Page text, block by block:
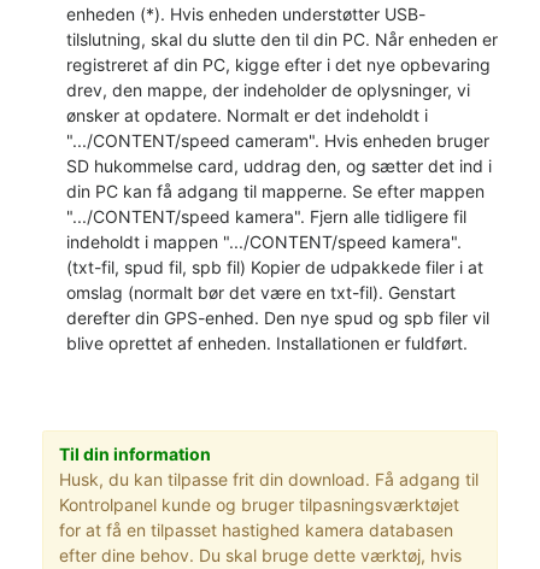
enheden (*). Hvis enheden understøtter USB-
tilslutning, skal du slutte den til din PC. Når enheden er
registreret af din PC, kigge efter i det nye opbevaring
drev, den mappe, der indeholder de oplysninger, vi
ønsker at opdatere. Normalt er det indeholdt i
".../CONTENT/speed cameram". Hvis enheden bruger
SD hukommelse card, uddrag den, og sætter det ind i
din PC kan få adgang til mapperne. Se efter mappen
".../CONTENT/speed kamera". Fjern alle tidligere fil
indeholdt i mappen ".../CONTENT/speed kamera".
(txt-fil, spud fil, spb fil) Kopier de udpakkede filer i at
omslag (normalt bør det være en txt-fil). Genstart
derefter din GPS-enhed. Den nye spud og spb filer vil
blive oprettet af enheden. Installationen er fuldført.
Til din information
Husk, du kan tilpasse frit din download. Få adgang til
Kontrolpanel kunde og bruger tilpasningsværktøjet
for at få en tilpasset hastighed kamera databasen
efter dine behov. Du skal bruge dette værktøj, hvis